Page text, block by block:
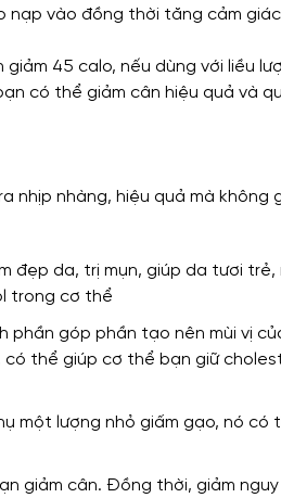
nạp vào đồng thời tăng cảm
45 calo, nếu dùng với liều
có thể giảm cân hiệu quả và
nhịp nhàng, hiệu quả mà không
đẹp da, trị mụn, giúp da tươi trẻ,
trong cơ thể
phần góp phần tạo nên mùi vị
thể giúp cơ thể bạn giữ
một lượng nhỏ giấm gạo, nó có
giảm cân. Đồng thời, giảm